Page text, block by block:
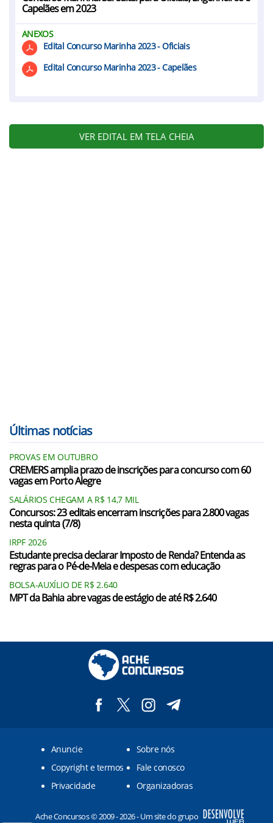
Capelães em 2023
ANEXOS
Edital Concurso Marinha 2023 - Oficiais
Edital Concurso Marinha 2023 - Capelães
VER EDITAL EM TELA CHEIA
Últimas notícias
PROVAS EM OUTUBRO
CREMERS amplia prazo de inscrições para concurso com 60
vagas em Porto Alegre
SALÁRIOS CHEGAM A R$ 14,7 MIL
Concursos: 23 editais encerram inscrições para 2.800 vagas
nesta quinta (7/8)
IRPF 2026
Estudante precisa declarar Imposto de Renda? Entenda as
regras para o Pé-de-Meia e despesas com educação
BOLSA-AUXÍLIO DE R$ 2.640
MPT da Bahia abre vagas de estágio de até R$ 2.640
Anuncie
Sobre nós
Copyright e termos
Fale conosco
Privacidade
Organizadoras
Ache Concursos © 2009 - 2026 - Um site do grupo